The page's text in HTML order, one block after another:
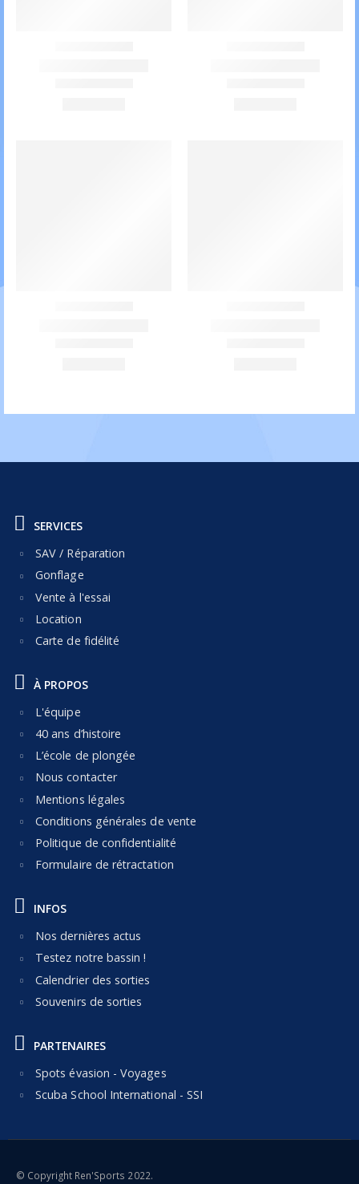
SERVICES
SAV / Réparation
Gonflage
Vente à l'essai
Location
Carte de fidélité
À PROPOS
L'équipe
40 ans d’histoire
L’école de plongée
Nous contacter
Mentions légales
Conditions générales de vente
Politique de confidentialité
Formulaire de rétractation
INFOS
Nos dernières actus
Testez notre bassin !
Calendrier des sorties
Souvenirs de sorties
PARTENAIRES
Spots évasion - Voyages
Scuba School International - SSI
© Copyright Ren'Sports 2022.